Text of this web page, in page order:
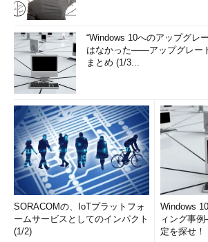
“Windows 10へのアップグレ
はなかった――アップグレー
まとめ (1/3...
SORACOMの、IoTプラットフォ
ームサービスとしてのインパクト
(1/2)
Windows
ィング事
定を探せ！